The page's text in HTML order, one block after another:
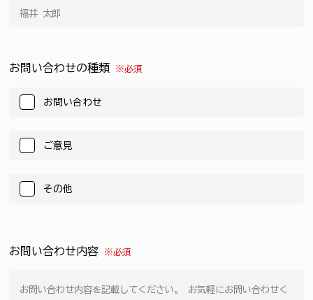
お問い合わせの種類 ※必須
お問い合わせ
ご意見
その他
お問い合わせ内容 ※必須